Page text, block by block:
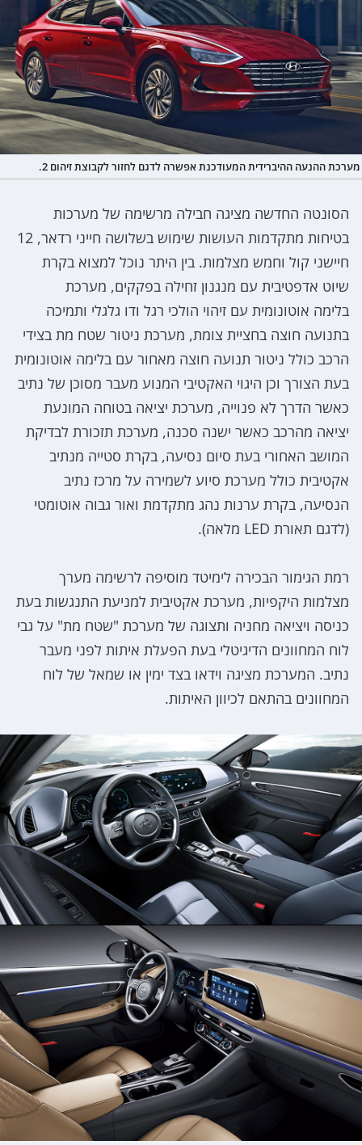
מערכת ההנעה ההיברידית המעודכנת אפשרה לדגם לחזור לקבוצת זיהום 2.
הסונטה החדשה מציגה חבילה מרשימה של מערכות
בטיחות מתקדמות העושות שימוש בשלושה חייני רדאר, 12
חיישני קול וחמש מצלמות. בין היתר נוכל למצוא בקרת
שיוט אדפטיבית עם מנגנון זחילה בפקקים, מערכת
בלימה אוטונומית עם זיהוי הולכי רגל ודו גלגלי ותמיכה
בתנועה חוצה בחציית צומת, מערכת ניטור שטח מת בצידי
הרכב כולל ניטור תנועה חוצה מאחור עם בלימה אוטונומית
בעת הצורך וכן היגוי האקטיבי המנוע מעבר מסוכן של נתיב
כאשר הדרך לא פנוייה, מערכת יציאה בטוחה המונעת
יציאה מהרכב כאשר ישנה סכנה, מערכת תזכורת לבדיקת
המושב האחורי בעת סיום נסיעה, בקרת סטייה מנתיב
אקטיבית כולל מערכת סיוע לשמירה על מרכז נתיב
הנסיעה, בקרת ערנות נהג מתקדמת ואור גבוה אוטומטי
(לדגם תאורת LED מלאה).
רמת הגימור הבכירה לימיטד מוסיפה לרשימה מערך
מצלמות היקפיות, מערכת אקטיבית למניעת התנגשות בעת
כניסה ויציאה מחניה ותצוגה של מערכת "שטח מת" על גבי
לוח המחוונים הדיגיטלי בעת הפעלת איתות לפני מעבר
נתיב. המערכת מציגה וידאו בצד ימין או שמאל של לוח
המחוונים בהתאם לכיוון האיתות.